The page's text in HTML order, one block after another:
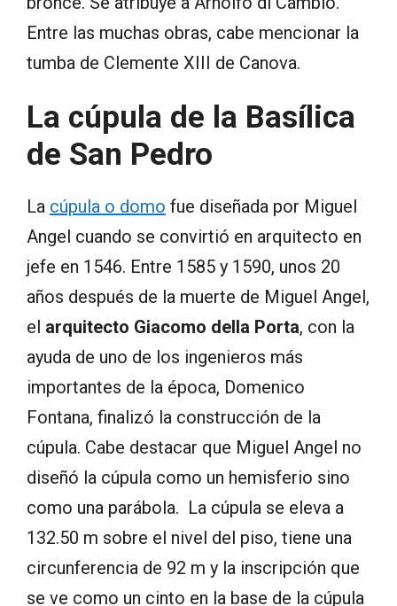
Entre las muchas obras, cabe mencionar la
tumba de Clemente XIII de Canova.
La cúpula de la Basílica
de San Pedro
La cúpula o domo fue diseñada por Miguel
Angel cuando se convirtió en arquitecto en
jefe en 1546. Entre 1585 y 1590, unos 20
años después de la muerte de Miguel Angel,
el arquitecto Giacomo della Porta, con la
ayuda de uno de los ingenieros más
importantes de la época, Domenico
Fontana, finalizó la construcción de la
cúpula. Cabe destacar que Miguel Angel no
diseñó la cúpula como un hemisferio sino
como una parábola. La cúpula se eleva a
132.50 m sobre el nivel del piso, tiene una
circunferencia de 92 m y la inscripción que
se ve como un cinto en la base de la cúpula